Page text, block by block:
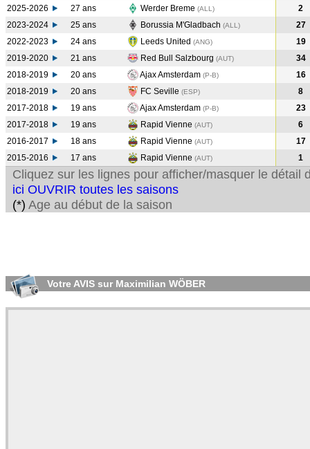
2025-2026 27 ans Werder Breme (ALL)
2
2023-2024
25 ans Borussia M'Gladbach (ALL )
27
2022-2023
24 ans Leeds United (ANG)
19
2019-2020
21 ans Red Bull Salzbourg (AUT)
34
2018-2019
20 ans Ajax Amsterdam (P-B)
16
2018-2019
20 ans FC Seville (ESP)
8
2017-2018
19 ans Ajax Amsterdam (P-B)
23
2017-2018
19 ans Rapid Vienne (AUT)
6
2016-2017
18 ans Rapid Vienne (AUT)
17
2015-2016
17 ans Rapid Vienne (AUT) 1
Cliquez sur les lignes pour afficher/masquer le détail
ici OUVRIR toutes les saisons
(*) Age au début de la saison
Votre AVIS sur Maximilian WÖBER